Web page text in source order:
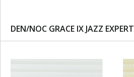
DEN/NOC GRACE IX JAZZ EXPERT